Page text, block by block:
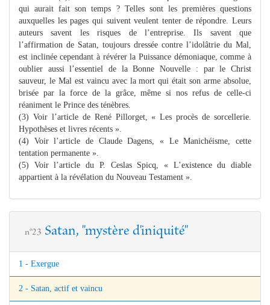
qui aurait fait son temps ? Telles sont les premières questions
auxquelles les pages qui suivent veulent tenter de répondre. Leurs
auteurs savent les risques de l’entreprise. Ils savent que
l’affirmation de Satan, toujours dressée contre l’idolâtrie du Mal,
est inclinée cependant à révérer la Puissance démoniaque, comme à
oublier aussi l’essentiel de la Bonne Nouvelle : par le Christ
sauveur, le Mal est vaincu avec la mort qui était son arme absolue,
brisée par la force de la grâce, même si nos refus de celle-ci
réaniment le Prince des ténèbres.
(3) Voir l’article de René Pillorget, « Les procès de sorcellerie.
Hypothèses et livres récents ».
(4) Voir l’article de Claude Dagens, « Le Manichéisme, cette
tentation permanente ».
(5) Voir l’article du P. Ceslas Spicq, « L’existence du diable
appartient à la révélation du Nouveau Testament ».
n°23 Satan, "mystère d'iniquité"
1 - Exergue
2 - Satan, actif et vaincu